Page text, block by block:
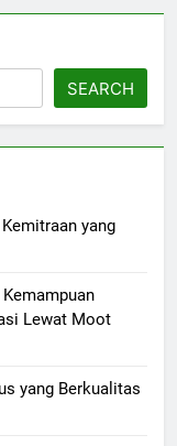
SEARCH
yang
Lewat Moot
yang Berkualitas